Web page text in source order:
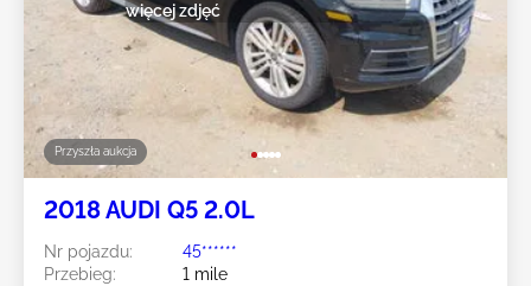
Przyszła aukcja
więcej zdjęć
2018 AUDI Q5 2.0L
Nr pojazdu:
45******
Przebieg:
1 mile